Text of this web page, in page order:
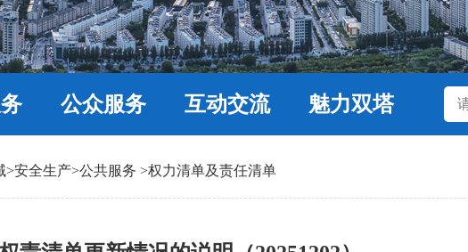
公众服务 互动交流 魅力双塔
>安全生产>公共服务 >权力清单及责任清单